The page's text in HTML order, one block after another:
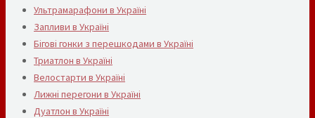
Ультрамарафони в Україні
Запливи в Україні
Бігові гонки з перешкодами в Україні
Триатлон в Україні
Велостарти в Україні
Лижні перегони в Україні
Дуатлон в Україні